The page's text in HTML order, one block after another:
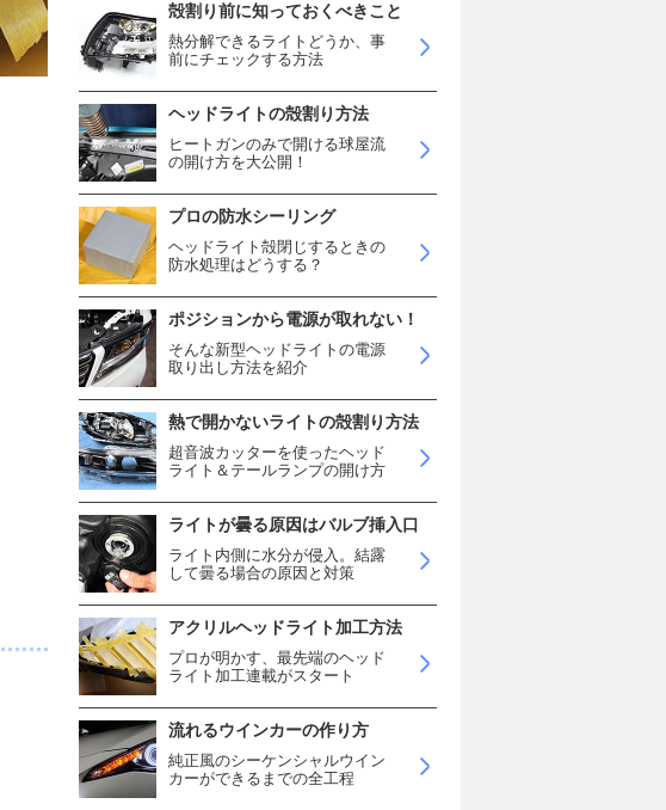
殻割り前に知っておくべきこと
熱分解できるライトどうか、事
前にチェックする方法
ヘッドライトの殻割り方法
ヒートガンのみで開ける球屋流
の開け方を大公開！
プロの防水シーリング
ヘッドライト殻閉じするときの
防水処理はどうする？
ポジションから電源が取れない！
そんな新型ヘッドライトの電源
取り出し方法を紹介
熱で開かないライトの殻割り方法
超音波カッターを使ったヘッド
ライト＆テールランプの開け方
ライトが曇る原因はバルブ挿入口
ライト内側に水分が侵入。結露
して曇る場合の原因と対策
アクリルヘッドライト加工方法
プロが明かす、最先端のヘッド
ライト加工連載がスタート
流れるウインカーの作り方
純正風のシーケンシャルウイン
カーができるまでの全工程